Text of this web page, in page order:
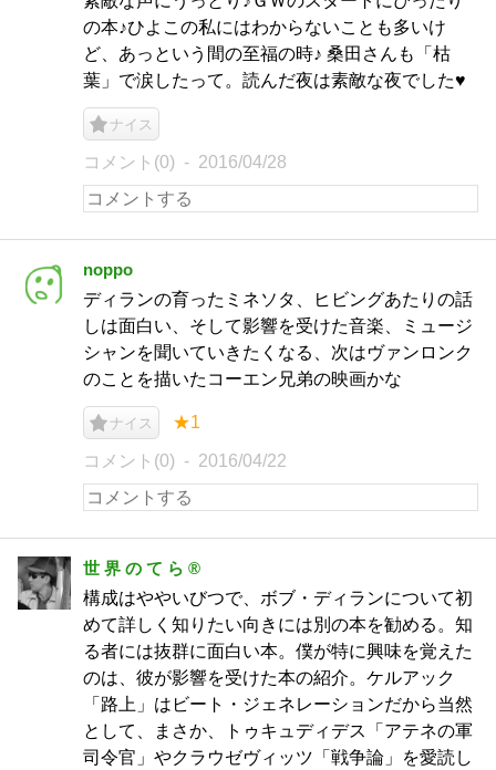
の本♪ひよこの私にはわからないことも多いけ
ど、あっという間の至福の時♪ 桑田さんも「枯
葉」で涙したって。読んだ夜は素敵な夜でした♥
ナイス
コメント(0) 2016/04/28
noppo
ディランの育ったミネソタ、ヒビングあたりの話
しは面白い、そして影響を受けた音楽、ミュージ
シャンを聞いていきたくなる、次はヴァンロンク
のことを描いたコーエン兄弟の映画かな
ナイス ★1
コメント(0) 2016/04/22
世 界 の て ら ®
構成はややいびつで、ボブ・ディランについて初
めて詳しく知りたい向きには別の本を勧める。知
る者には抜群に面白い本。僕が特に興味を覚えた
のは、彼が影響を受けた本の紹介。ケルアック
「路上」はビート・ジェネレーションだから当然
として、まさか、トゥキュディデス「アテネの軍
司令官」やクラウゼヴィッツ「戦争論」を愛読し